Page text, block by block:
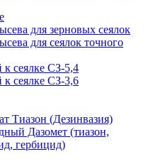
для зерновых сеялок
для сеялок точного
сеялке СЗ-5,4
сеялке СЗ-3,6
Тиазон (Дезинвазия)
Дазомет (тиазон,
гербицид)